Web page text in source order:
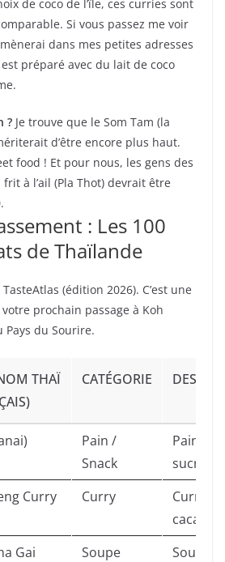
de coco de l’île, ces curries sont
Si vous passez me voir
dans mes petites adresses
préparé avec du lait de coco
? Je trouve que le Som Tam (la
d’être encore plus haut.
food ! Et pour nous, les gens des
à l’ail (Pla Thot) devrait être
: Les 100
de Thaïlande
(édition 2026). C’est une
prochain passage à Koh
du Sourire.
THAÏ
CATÉGORIE
Pain /
Snack
Pain
sucré
Curry Curry
Curry
Gai Soupe
Soupe